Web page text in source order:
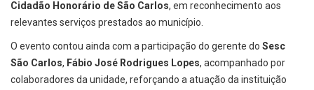
Cidadão Honorário de São Carlos, em reconhecimento aos
relevantes serviços prestados ao município.
O evento contou ainda com a participação do gerente do Sesc
São Carlos, Fábio José Rodrigues Lopes, acompanhado por
colaboradores da unidade, reforçando a atuação da instituição